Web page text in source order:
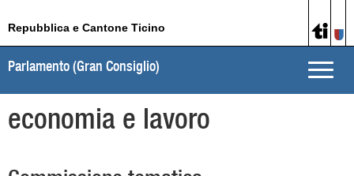
Repubblica e Cantone Ticino
Toggle
Parlamento (Gran Consiglio)
economia e lavoro